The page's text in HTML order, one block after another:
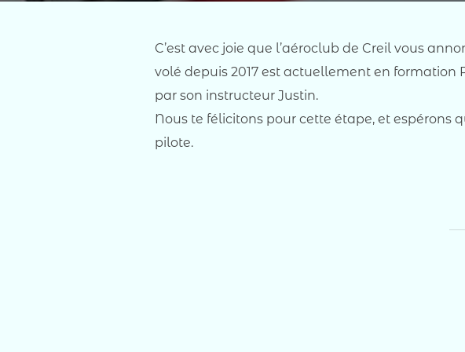
C’est avec joie que l’aéroclub de Creil vous
volé depuis 2017 est actuellement en formation
par son instructeur Justin.
Nous te félicitons pour cette étape, et espérons
pilote.